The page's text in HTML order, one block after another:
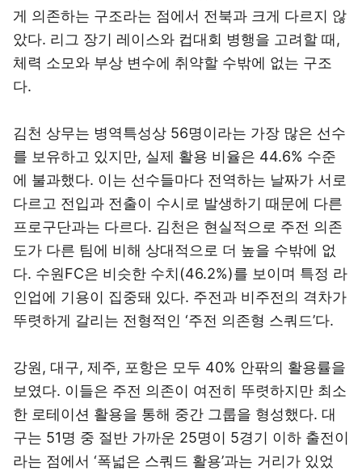
게 의존하는 구조라는 점에서 전북과 크게 다르지 않
았다. 리그 장기 레이스와 컵대회 병행을 고려할 때,
체력 소모와 부상 변수에 취약할 수밖에 없는 구조
다.
김천 상무는 병역특성상 56명이라는 가장 많은 선수
를 보유하고 있지만, 실제 활용 비율은 44.6% 수준
에 불과했다. 이는 선수들마다 전역하는 날짜가 서로
다르고 전입과 전출이 수시로 발생하기 때문에 다른
프로구단과는 다르다. 김천은 현실적으로 주전 의존
도가 다른 팀에 비해 상대적으로 더 높을 수밖에 없
다. 수원FC은 비슷한 수치(46.2%)를 보이며 특정 라
인업에 기용이 집중돼 있다. 주전과 비주전의 격차가
뚜렷하게 갈리는 전형적인 ‘주전 의존형 스쿼드’다.
강원, 대구, 제주, 포항은 모두 40% 안팎의 활용률을
보였다. 이들은 주전 의존이 여전히 뚜렷하지만 최소
한 로테이션 활용을 통해 중간 그룹을 형성했다. 대
구는 51명 중 절반 가까운 25명이 5경기 이하 출전이
라는 점에서 ‘폭넓은 스쿼드 활용’과는 거리가 있었